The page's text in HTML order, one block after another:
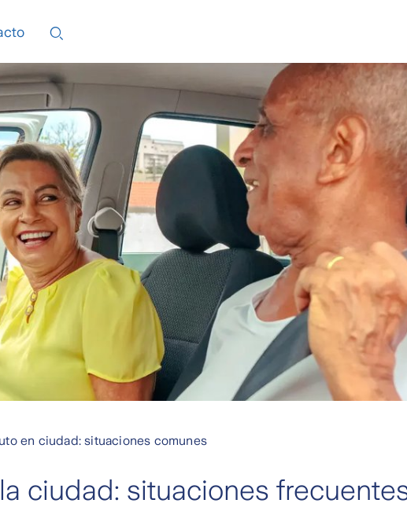
en ciudad: situaciones comunes
ciudad: situaciones